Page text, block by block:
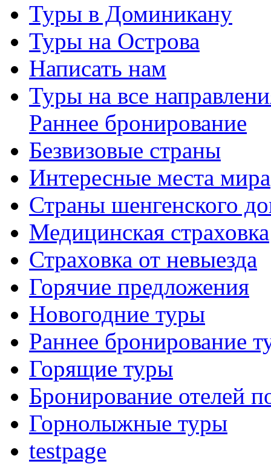
Туры в Доминикану
Туры на Острова
Написать нам
Туры на все
Раннее бронирование
Безвизовые страны
Интересные места мира
Страны шенгенского
Медицинская страховка
Страховка от невыезда
Горячие предложения
Новогодние туры
Раннее бронирование
Горящие туры
Бронирование отелей
Горнолыжные туры
testpage